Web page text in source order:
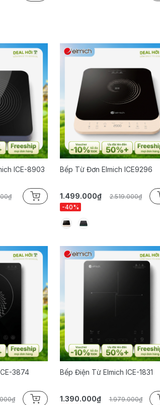
ICE-8903 Bếp Từ Đơn Elmich ICE9296
1.499.000₫
2.519.000₫
-40%
3874 Bếp Điện Từ Elmich ICE-1831
1.390.000₫
1.979.000₫